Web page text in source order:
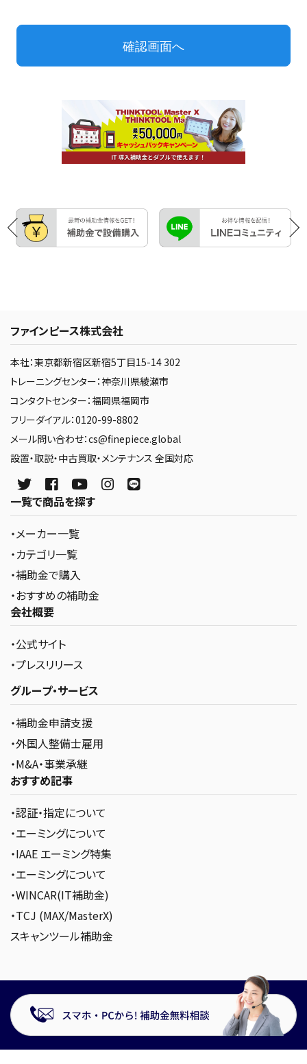
ファインピース株式会社
本社：東京都新宿区新宿5丁目15-14 302
トレーニングセンター：神奈川県綾瀬市
コンタクトセンター：福岡県福岡市
フリーダイアル：0120-99-8802
メール問い合わせ：cs@finepiece.global
設置・取説・中古買取・メンテナンス 全国対応
一覧で商品を探す
・メーカー一覧
・カテゴリ一覧
・補助金で購入
・おすすめの補助金
会社概要
・公式サイト
・プレスリリース
グループ・サービス
・補助金申請支援
・外国人整備士雇用
・M&A・事業承継
おすすめ記事
・認証・指定について
・エーミングについて
・IAAE エーミング特集
・エーミングについて
・WINCAR(IT補助金)
・TCJ (MAX/MasterX)
スキャンツール補助金